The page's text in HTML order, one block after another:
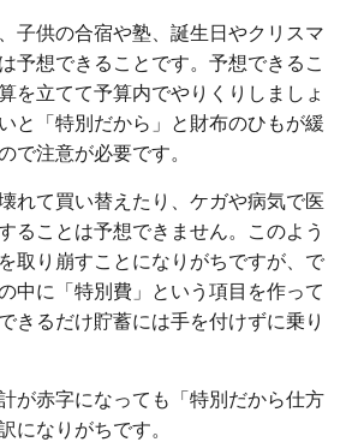
子供の合宿や塾、誕生日やクリスマ
予想できることです。予想できるこ
を立てて予算内でやりくりしましょ
と「特別だから」と財布のひもが緩
で注意が必要です。
れて買い替えたり、ケガや病気で医
ることは予想できません。このよう
取り崩すことになりがちですが、で
中に「特別費」という項目を作って
きるだけ貯蓄には手を付けずに乗り
が赤字になっても「特別だから仕方
になりがちです。